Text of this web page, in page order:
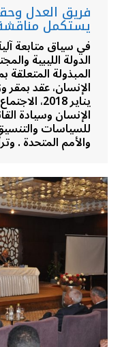
فريق العدل
يستكمل
في سياق متابعة
الدولة الليبية
المبذولة
يناير
الإنسان وسيادة
للسياسات
والأمم المتحدة .